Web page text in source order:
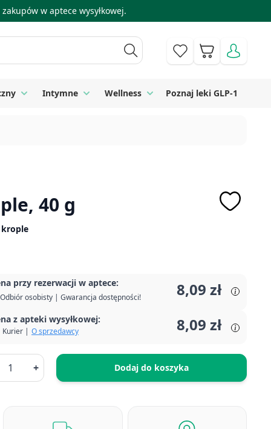
w aptece wysyłkowej.
Koszyk
Toggle submenu for Sprzęt medyczny
Intymne Toggle submenu for Intymne
Wellness Toggle submenu for Wellness
Poznaj leki GLP-1
40 g
krople
przy rezerwacji w aptece:
Odbiór osobisty | Gwarancja dostępności! 8,09 zł
z apteki wysyłkowej:
Kurier | O sprzedawcy 8,09 zł
+ Dodaj do koszyka